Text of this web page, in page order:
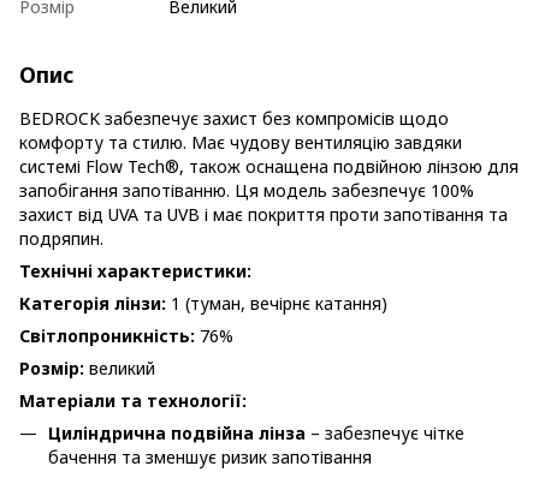
Розмір
Великий
Опис
BEDROCK забезпечує захист без компромісів щодо
комфорту та стилю. Має чудову вентиляцію завдяки
системі Flow Tech®, також оснащена подвійною лінзою для
запобігання запотіванню. Ця модель забезпечує 100%
захист від UVA та UVB і має покриття проти запотівання та
подряпин.
Технічні характеристики:
Категорія лінзи: 1 (туман, вечірнє катання)
Світлопроникність: 76%
Розмір: великий
Матеріали та технології:
Циліндрична подвійна лінза – забезпечує чітке
бачення та зменшує ризик запотівання